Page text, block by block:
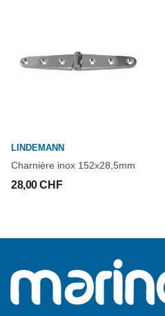
LINDEMANN
Charnière inox 152x28,5mm
28,00 CHF